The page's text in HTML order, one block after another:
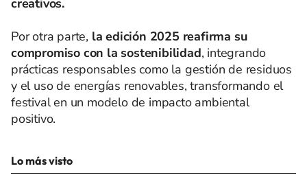
Por otra parte, la edición 2025 reafirma su
compromiso con la sostenibilidad, integrando
prácticas responsables como la gestión de residuos
y el uso de energías renovables, transformando el
festival en un modelo de impacto ambiental
positivo.
Lo más visto